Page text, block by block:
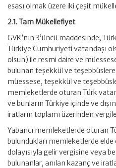
esası olmak üzere iki çeşit
2.1. Tam Mükellefiyet
GVK’nın 3’üncü maddesinde;
Türkiye Cumhuriyeti vatandaşı
olsun) ile resmi daire ve
bulunan teşekkül ve teşebbüslere
müessese, teşekkül ve
memleketlerde oturan Türk
ve bunların Türkiye içinde ve
iratların toplamı üzerinden
Yabancı memleketlerde oturan
bulundukları memleketlerde
dolayısıyla gelir vergisine veya
bulunanlar, anılan kazanç ve